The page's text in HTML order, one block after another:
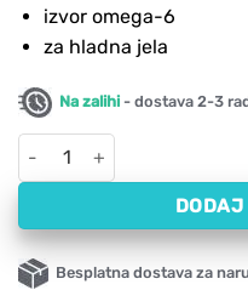
izvor omega-6
za hladna jela
Na zalihi - dostava 2-3
Ulje noćurka, hladno
DODAJ
Besplatna dostava za